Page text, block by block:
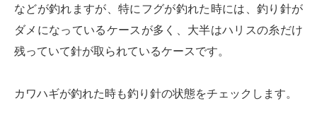
などが釣れますが、特にフグが釣れた時には、釣り針が
ダメになっているケースが多く、大半はハリスの糸だけ
残っていて針が取られているケースです。
カワハギが釣れた時も釣り針の状態をチェックします。